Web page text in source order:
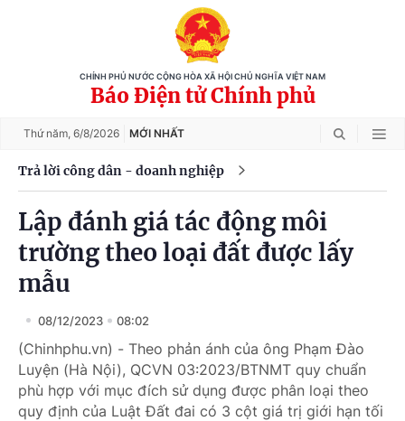
CHÍNH PHỦ NƯỚC CỘNG HÒA XÃ HỘI CHỦ NGHĨA VIỆT NAM
Báo Điện tử Chính phủ
Thứ năm, 6/8/2026 MỚI NHẤT
Trả lời công dân - doanh nghiệp
Lập đánh giá tác động môi
trường theo loại đất được lấy
mẫu
08/12/2023 08:02
(Chinhphu.vn) - Theo phản ánh của ông Phạm Đào
Luyện (Hà Nội), QCVN 03:2023/BTNMT quy chuẩn
phù hợp với mục đích sử dụng được phân loại theo
quy định của Luật Đất đai có 3 cột giá trị giới hạn tối